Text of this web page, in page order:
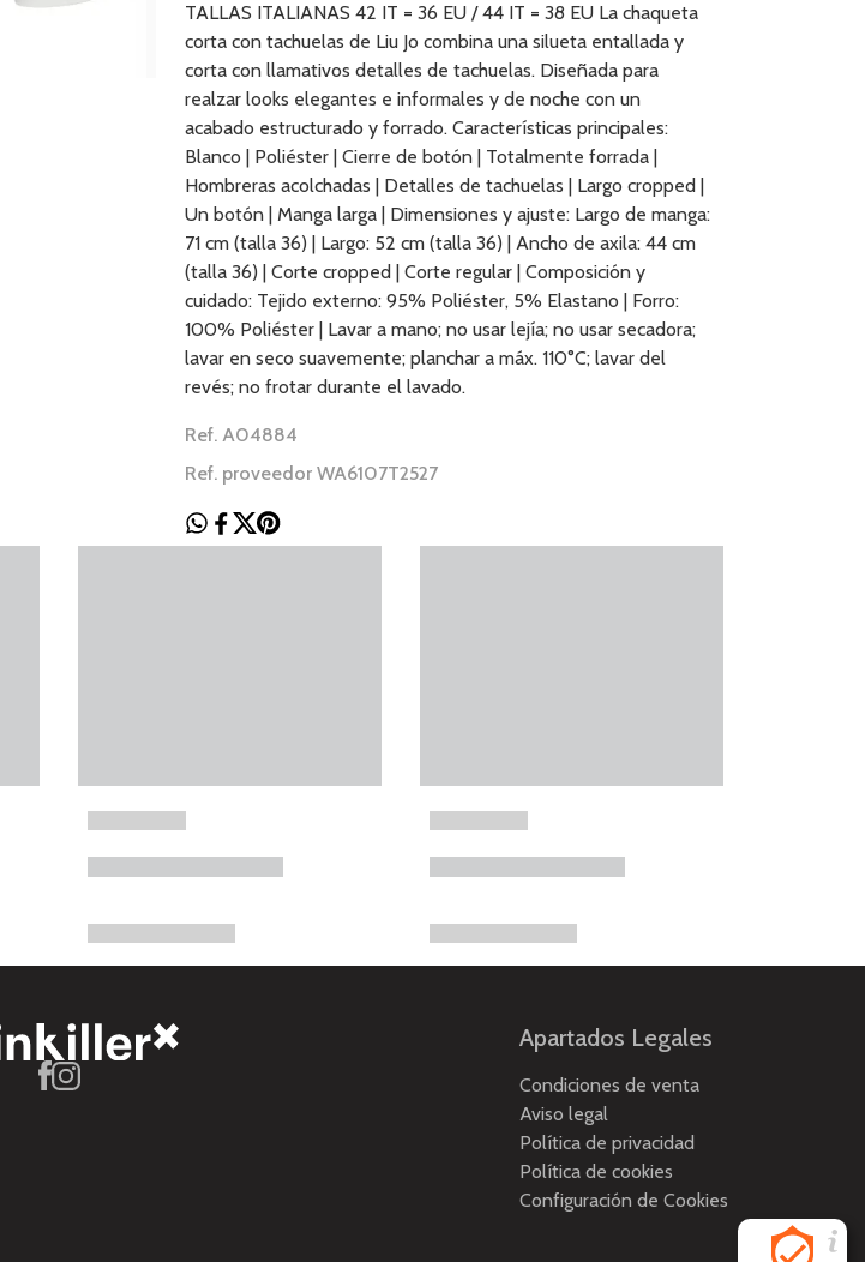
TALLAS ITALIANAS 42 IT = 36 EU / 44 IT = 38 EU La chaqueta
corta con tachuelas de Liu Jo combina una silueta entallada y
corta con llamativos detalles de tachuelas. Diseñada para
realzar looks elegantes e informales y de noche con un
acabado estructurado y forrado. Características principales:
Blanco | Poliéster | Cierre de botón | Totalmente forrada |
Hombreras acolchadas | Detalles de tachuelas | Largo cropped |
Un botón | Manga larga | Dimensiones y ajuste: Largo de manga:
71 cm (talla 36) | Largo: 52 cm (talla 36) | Ancho de axila: 44 cm
(talla 36) | Corte cropped | Corte regular | Composición y
cuidado: Tejido externo: 95% Poliéster, 5% Elastano | Forro:
100% Poliéster | Lavar a mano; no usar lejía; no usar secadora;
lavar en seco suavemente; planchar a máx. 110°C; lavar del
revés; no frotar durante el lavado.
Ref. A04884
Ref. proveedor WA6107T2527
Apartados Legales
Condiciones de venta
Aviso legal
Política de privacidad
Política de cookies
Configuración de Cookies